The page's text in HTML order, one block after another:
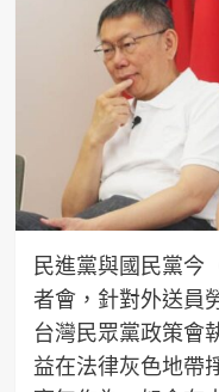
民進黨與國民黨今
者會，針對外送員
台灣民眾黨政策會
益在法律灰色地帶